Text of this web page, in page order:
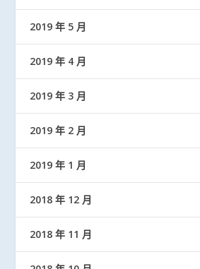
2019 年 5 月
2019 年 4 月
2019 年 3 月
2019 年 2 月
2019 年 1 月
2018 年 12 月
2018 年 11 月